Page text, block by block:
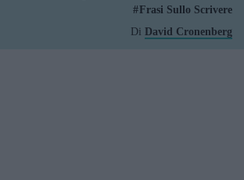
Frasi Sullo Scrivere
Di David Cronenberg